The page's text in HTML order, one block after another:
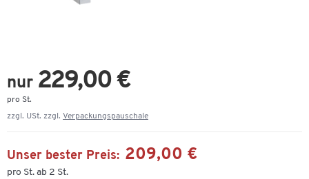
nur 229,00 €
pro St.
zzgl. USt. zzgl. Verpackungspauschale
Unser bester Preis: 209,00 €
pro St. ab 2 St.